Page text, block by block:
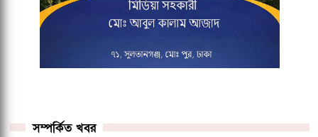
সম্পর্কিত খবর